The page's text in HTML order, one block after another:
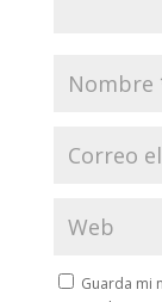
Guarda mi